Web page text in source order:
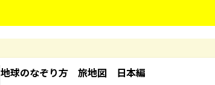
地球のなぞり方 旅地図 日本編